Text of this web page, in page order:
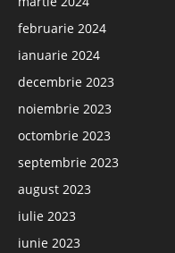
februarie 2024
ianuarie 2024
decembrie 2023
noiembrie 2023
octombrie 2023
septembrie 2023
august 2023
iulie 2023
iunie 2023